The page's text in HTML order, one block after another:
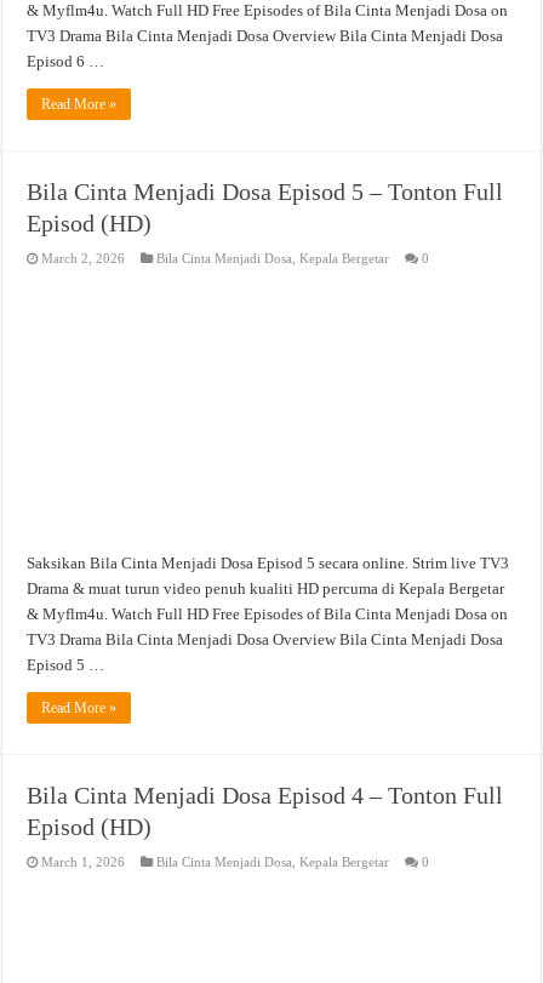
& Myflm4u. Watch Full HD Free Episodes of Bila Cinta Menjadi Dosa on
TV3 Drama Bila Cinta Menjadi Dosa Overview Bila Cinta Menjadi Dosa
Episod 6 …
Read More »
Bila Cinta Menjadi Dosa Episod 5 – Tonton Full
Episod (HD)
March 2, 2026 Bila Cinta Menjadi Dosa ,Kepala Bergetar 0
Saksikan Bila Cinta Menjadi Dosa Episod 5 secara online. Strim live TV3
Drama & muat turun video penuh kualiti HD percuma di Kepala Bergetar
& Myflm4u. Watch Full HD Free Episodes of Bila Cinta Menjadi Dosa on
TV3 Drama Bila Cinta Menjadi Dosa Overview Bila Cinta Menjadi Dosa
Episod 5 …
Read More »
Bila Cinta Menjadi Dosa Episod 4 – Tonton Full
Episod (HD)
March 1, 2026 Bila Cinta Menjadi Dosa ,Kepala Bergetar 0